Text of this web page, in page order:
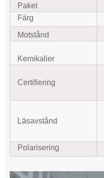
Paket
Färg
Motstånd
Kemikalier
Certifiering
Läsavstånd
Polarisering